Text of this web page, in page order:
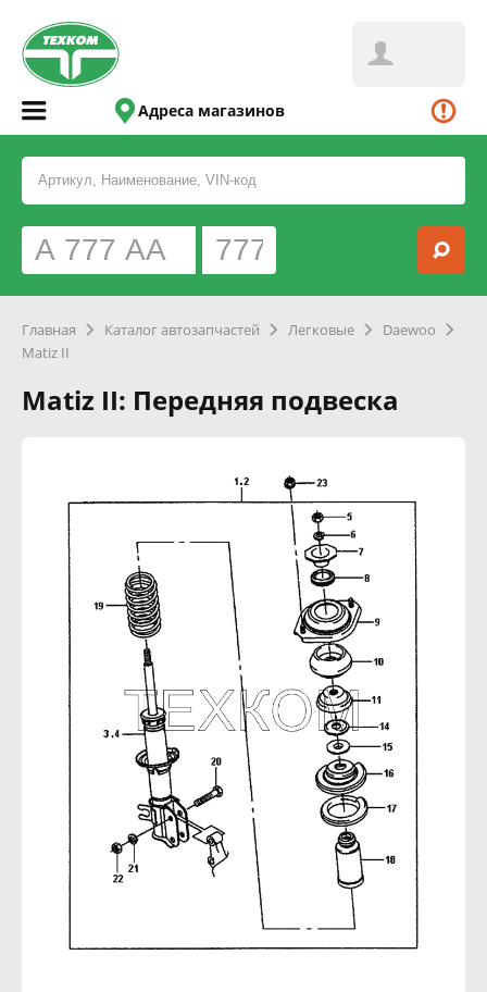
Адреса магазинов
Главная Каталог автозапчастей Легковые
Daewoo
Matiz II
Matiz II: Передняя подвеска